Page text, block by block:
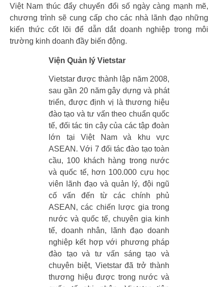
Việt Nam thúc đẩy chuyển đổi số ngày càng mạnh mẽ,
chương trình sẽ cung cấp cho các nhà lãnh đạo những
kiến thức cốt lõi để dẫn dắt doanh nghiệp trong môi
trường kinh doanh đầy biến động.
Viện Quản lý Vietstar
Vietstar được thành lập năm 2008,
sau gần 20 năm gây dựng và phát
triển, được định vị là thương hiệu
đào tạo và tư vấn theo chuẩn quốc
tế, đối tác tin cậy của các tập đoàn
lớn tại Việt Nam và khu vực
ASEAN. Với 7 đối tác đào tạo toàn
cầu, 100 khách hàng trong nước
và quốc tế, hơn 100.000 cựu học
viên lãnh đạo và quản lý, đội ngũ
cố vấn đến từ các chính phủ
ASEAN, các chiến lược gia trong
nước và quốc tế, chuyên gia kinh
tế, doanh nhân, lãnh đạo doanh
nghiệp kết hợp với phương pháp
đào tạo và tư vấn sáng tạo và
chuyên biệt, Vietstar đã trở thành
thương hiệu được trong nước và